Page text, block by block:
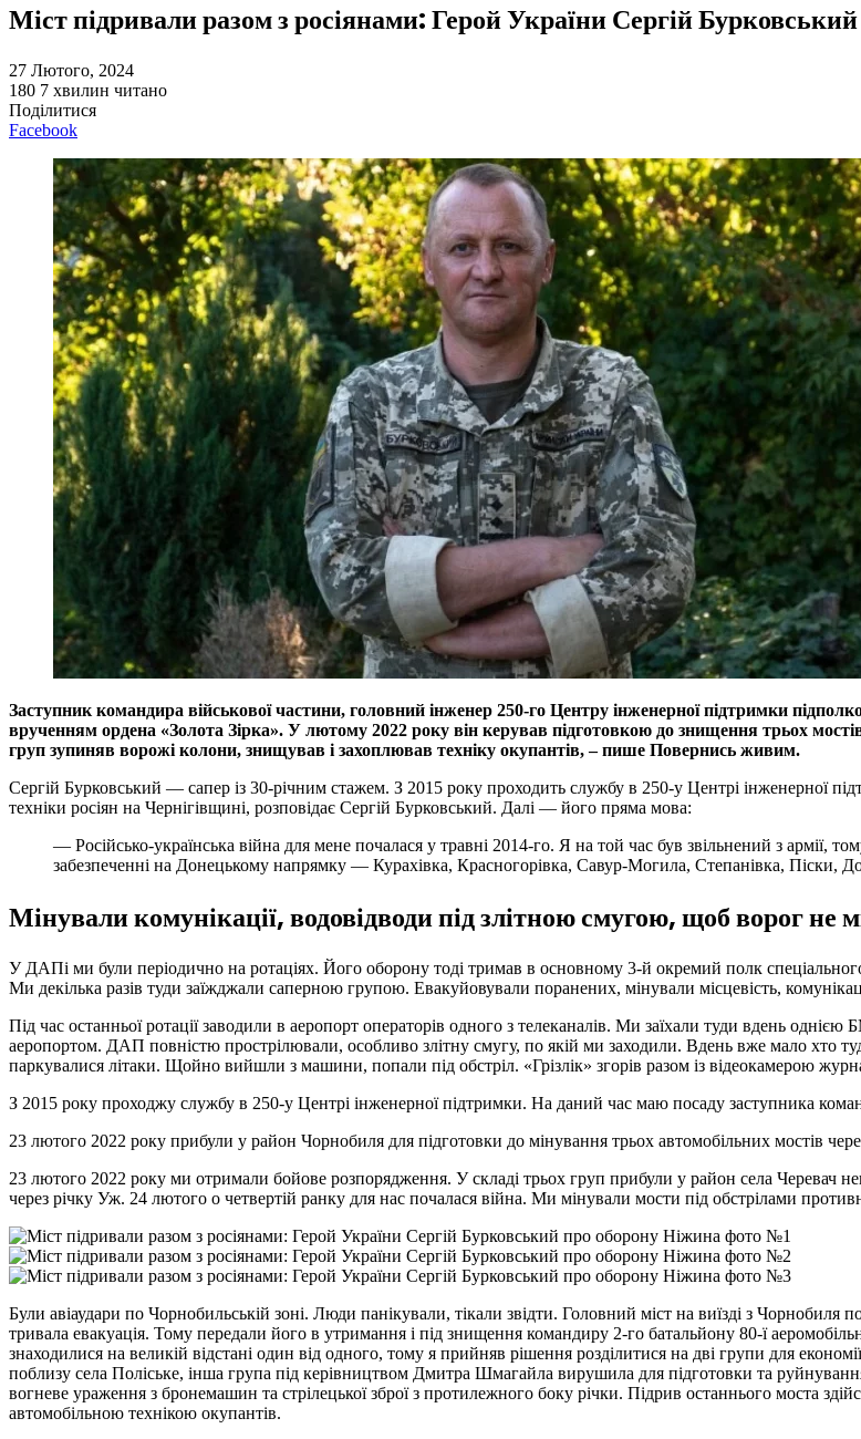
Міст підривали разом з росіянами: Герой України Сергій
27 Лютого, 2024
180 7 хвилин читано
Поділитися
Facebook
Заступник командира військової частини, головний інженер 250-го Центру інженерної підтримки
врученням ордена «Золота Зірка». У лютому 2022 року він керував підготовкою до знищення трьох
груп зупиняв ворожі колони, знищував і захоплював техніку окупантів, – пише Повернись живим.
Сергій Бурковський — сапер із 30-річним стажем. З 2015 року проходить службу в 250-у Центрі інженерної
техніки росіян на Чернігівщині, розповідає Сергій Бурковський. Далі — його пряма мова:
— Російсько-українська війна для мене почалася у травні 2014-го. Я на той час був звільнений з армії,
забезпеченні на Донецькому напрямку — Курахівка, Красногорівка, Савур-Могила, Степанівка, Піски,
Мінували комунікації, водовідводи під злітною смугою, щоб ворог не
У ДАПі ми були періодично на ротаціях. Його оборону тоді тримав в основному 3-й окремий полк
Ми декілька разів туди заїжджали саперною групою. Евакуйовували поранених, мінували місцевість,
Під час останньої ротації заводили в аеропорт операторів одного з телеканалів. Ми заїхали туди вдень
аеропортом. ДАП повністю прострілювали, особливо злітну смугу, по якій ми заходили. Вдень вже мало хто
паркувалися літаки. Щойно вийшли з машини, попали під обстріл. «Грізлік» згорів разом із відеокамерою
З 2015 року проходжу службу в 250-у Центрі інженерної підтримки. На даний час маю посаду заступника
23 лютого 2022 року прибули у район Чорнобиля для підготовки до мінування трьох автомобільних мостів
23 лютого 2022 року ми отримали бойове розпорядження. У складі трьох груп прибули у район села Черевач
через річку Уж. 24 лютого о четвертій ранку для нас почалася війна. Ми мінували мости під обстрілами
Були авіаудари по Чорнобильській зоні. Люди панікували, тікали звідти. Головний міст на виїзді з
тривала евакуація. Тому передали його в утримання і під знищення командиру 2-го батальйону 80-ї
знаходилися на великій відстані один від одного, тому я прийняв рішення розділитися на дві групи для
поблизу села Поліське, інша група під керівництвом Дмитра Шмагайла вирушила для підготовки та
вогневе ураження з бронемашин та стрілецької зброї з протилежного боку річки. Підрив останнього моста
автомобільною технікою окупантів.